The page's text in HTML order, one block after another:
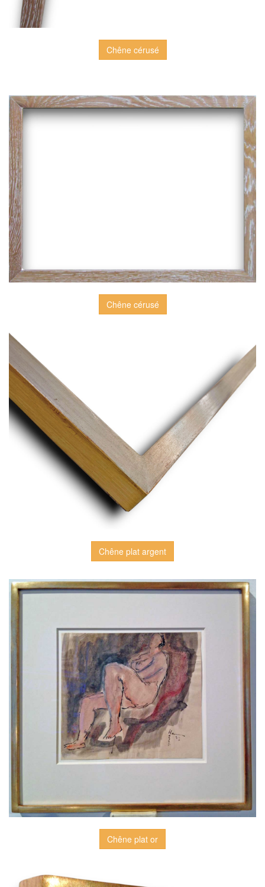
Chêne cérusé
Chêne cérusé
Chêne plat argent
Chêne plat or